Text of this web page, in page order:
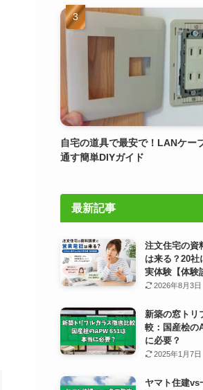
自宅の道具で最安で！LANケー
通す簡単DIYガイド
最新記事
注文住宅の資
は来る？20社
実体験【体験
2026年8月3日
新築の窓トリ
較：国産桧の
に必要？
2025年1月7日
ヤマト住建vs